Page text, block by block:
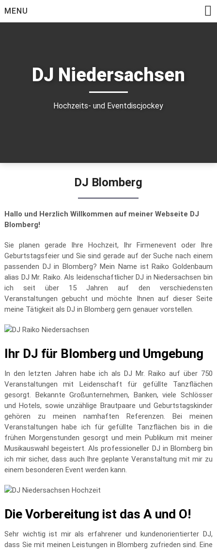
toMENU
DJ Niedersachsen
Hochzeits- und Eventdiscjockey
DJ Blomberg
Hallo und Herzlich Willkommen auf meiner Webseite DJ
Blomberg!
Sie planen gerade Ihre Hochzeit, Ihr Firmenevent oder Ihre
Geburtstagsfeier und Sie sind gerade auf der Suche nach einem
passenden DJ in Blomberg? Mein Name ist Raiko Goldenbaum
alias DJ Mr. Raiko. Als leidenschaftlicher DJ in Niedersachsen bin
ich seit über 15 Jahren auf den verschiedensten
Veranstaltungen gebucht und möchte Ihnen auf dieser Seite
meine Tätigkeit als DJ in Blomberg gern genauer vorstellen.
Ihr DJ für Blomberg und Umgebung
In den letzten Jahren habe ich als DJ Mr. Raiko auf über 750
Veranstaltungen mit Leidenschaft für gefüllte Tanzflächen
gesorgt. Bekannte Großunternehmen, Banken, viele Schlösser
und Hotels, sowie unzählige Brautpaare und Geburtstagskinder
gehören zu meinen namhaften Referenzen. Bei meinen
Veranstaltungen habe ich für gefüllte Tanzflächen bis in die
frühen Morgenstunden gesorgt und mein Publikum mit meiner
Musikauswahl begeistert. Als professioneller DJ in Blomberg bin
ich mir sicher, dass auch Ihre geplante Veranstaltung mit mir zu
einem besonderen Event werden kann.
Die Vorbereitung ist das A und O!
Sehr wichtig ist mir als erfahrener und kundenorientierter DJ,
dass Sie mit meinen Leistungen in Blomberg zufrieden sind. Eine